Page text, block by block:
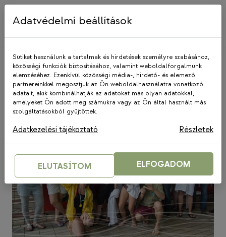
Skip
III. kerület
Adatvédelmi beállítások
Sütiket használunk a tartalmak és hirdetések személyre szabásához,
közösségi funkciók biztosításához, valamint weboldalforgalmunk
elemzéséhez. Ezenkívül közösségi média-, hirdető- és elemező
partnereinkkel megosztjuk az Ön weboldalhasználatra vonatkozó
adatait, akik kombinálhatják az adatokat más olyan adatokkal,
amelyeket Ön adott meg számukra vagy az Ön által használt más
szolgáltatásokból gyűjtöttek.
Adatkezelési tájékoztató Részletek
ELUTASÍTOM ELFOGADOM